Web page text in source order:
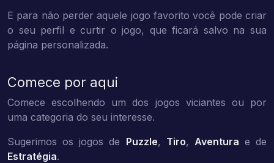
E para não perder aquele jogo favorito você pode criar
o seu perfil e curtir o jogo, que ficará salvo na sua
página personalizada.
Comece por aqui
Comece escolhendo um dos jogos viciantes ou por
uma categoria do seu interesse.
Sugerimos os jogos de Puzzle, Tiro, Aventura e de
Estratégia.